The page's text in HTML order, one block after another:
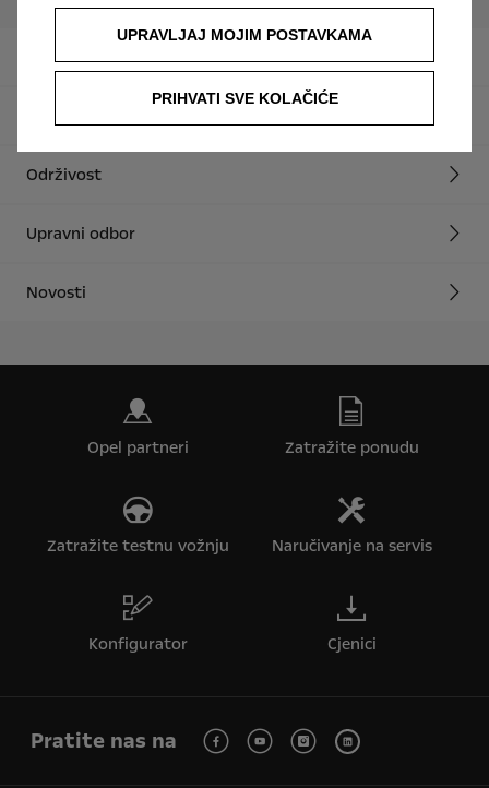
Filozofija
Održivost
Upravni odbor
Novosti
Opel partneri Zatražite ponudu
Zatražite testnu vožnju Naručivanje na servis
Konfigurator Cjenici
Pratite nas na
UPRAVLJAJ MOJIM POSTAVKAMA
PRIHVATI SVE KOLAČIĆE